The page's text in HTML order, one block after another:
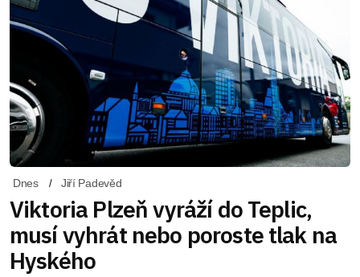
Dnes Jiří Padevěd
Viktoria Plzeň vyráží do Teplic,
musí vyhrát nebo poroste tlak na
Hyského